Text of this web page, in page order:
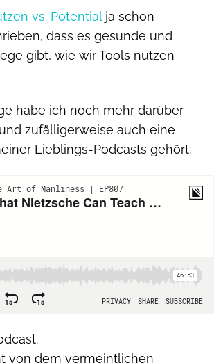
vs. Potentialja schon
dass es gesunde und
gibt, wie wir Tools nutzen
habe ich noch mehr darüber
zufälligerweise auch eine
Lieblings-Podcasts gehört:
von dem vermeintlichen